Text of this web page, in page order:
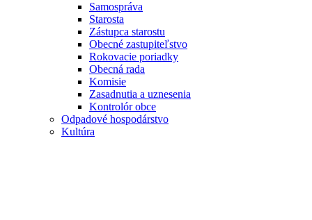
Samospráva
Starosta
Zástupca starostu
Obecné zastupiteľstvo
Rokovacie poriadky
Obecná rada
Komisie
Zasadnutia a uznesenia
Kontrolór obce
Odpadové hospodárstvo
Kultúra